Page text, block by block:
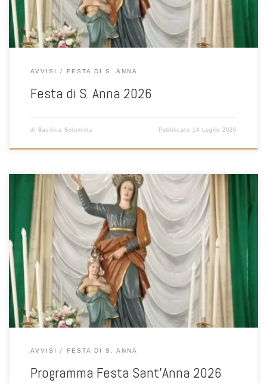
AVVISI FESTA DI S. ANNA
Festa di S. Anna 2026
di Basilica Soluntina Pubblicato 14 Luglio 2026
AVVISI FESTA DI S. ANNA
Programma Festa Sant’Anna 2026